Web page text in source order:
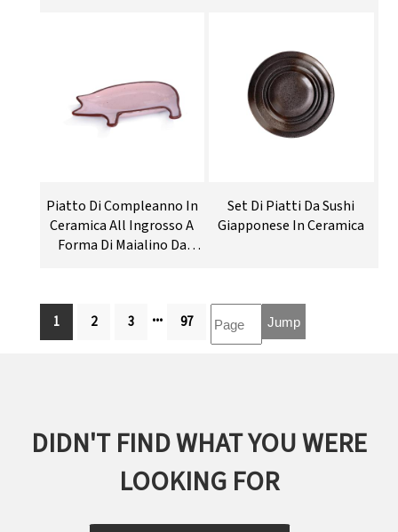
Piatto Di Compleanno In
Ceramica All Ingrosso A
Forma Di Maialino Da
Set Di Piatti Da Sushi
Giapponese In Ceramica
1 2 3 ... 97
DIDN'T FIND WHAT YOU WERE
LOOKING FOR